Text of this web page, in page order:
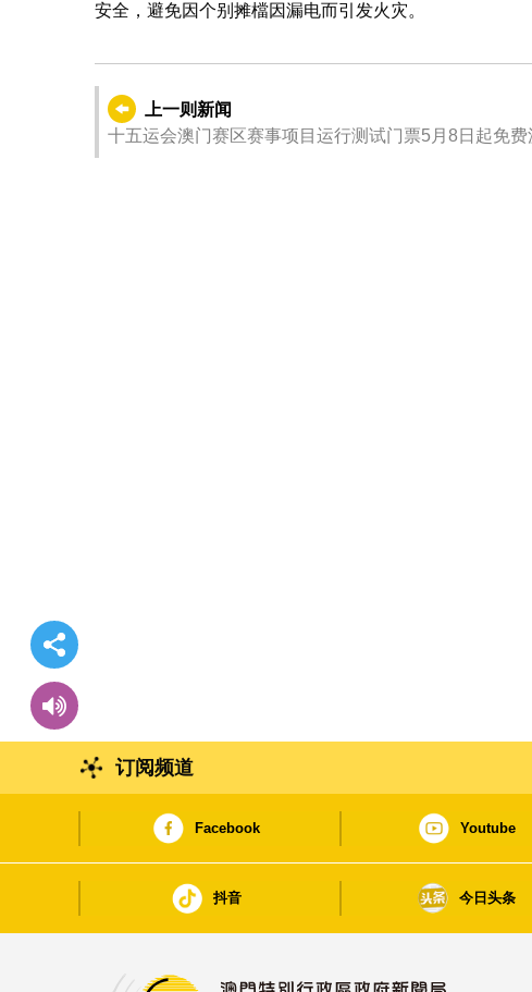
安全，避免因个别摊檔因漏电而引发火灾。
上一则新闻
十五运会澳门赛区赛事项目运行测试门票5月8日起免费
订阅频道
Facebook Youtube
抖音 今日头条